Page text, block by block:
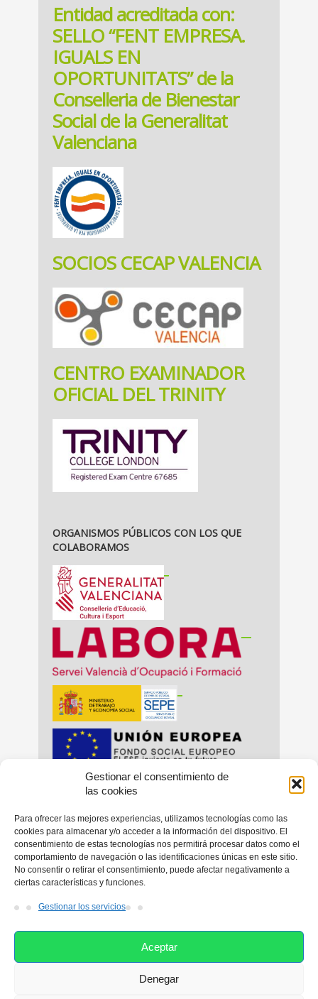
Gestionar el consentimiento de
las cookies
Para ofrecer las mejores experiencias, utilizamos tecnologías como las
cookies para almacenar y/o acceder a la información del dispositivo. El
consentimiento de estas tecnologías nos permitirá procesar datos como el
comportamiento de navegación o las identificaciones únicas en este sitio.
No consentir o retirar el consentimiento, puede afectar negativamente a
ciertas características y funciones.
Gestionar los servicios
Aceptar
Denegar
Entidad acreditada con:
SELLO “FENT EMPRESA.
IGUALS EN
OPORTUNITATS” de la
Conselleria de Bienestar
Social de la Generalitat
Valenciana
SOCIOS CECAP VALENCIA
CENTRO EXAMINADOR
OFICIAL DEL TRINITY
ORGANISMOS PÚBLICOS CON LOS QUE
COLABORAMOS
_ _
_